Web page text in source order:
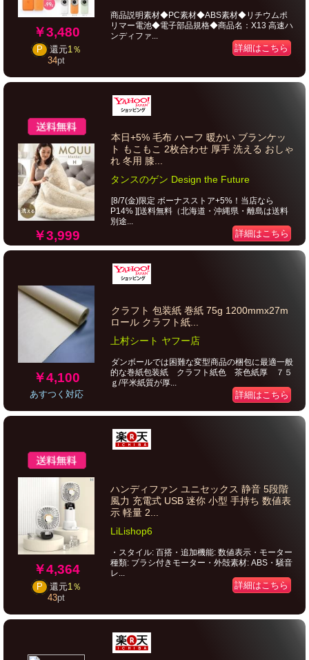
￥3,480
P 還元1％
34pt
商品説明素材◆PC素材◆ABS素材◆リチウムポ
リマー電池◆電子部品規格◆商品名：X13 高速ハ
ンディファ...
詳細はこちら
￥3,999
本日+5% 毛布 ハーフ 暖かい ブランケッ
ト もこもこ 2枚合わせ 厚手 洗える おしゃ
れ 冬用 膝...
タンスのゲン Design the Future
[8/7(金)限定 ボーナスストア+5%！当店なら
P14% ][送料無料（北海道・沖縄県・離島は送料
別途...
詳細はこちら
￥4,100
あすつく対応
クラフト 包装紙 巻紙 75g 1200mmx27m
ロール クラフト紙...
上村シート ヤフー店
ダンボールでは困難な変型商品の梱包に最適一般
的な巻紙包装紙 クラフト紙色 茶色紙厚 ７５
ｇ/平米紙質が厚...
詳細はこちら
￥4,364
P 還元1％
43pt
ハンディファン ユニセックス 静音 5段階
風力 充電式 USB 迷你 小型 手持ち 数値表
示 軽量 2...
LiLishop6
・スタイル: 百搭・追加機能: 数値表示・モーター
種類: ブラシ付きモーター・外殻素材: ABS・騒音
レ...
詳細はこちら